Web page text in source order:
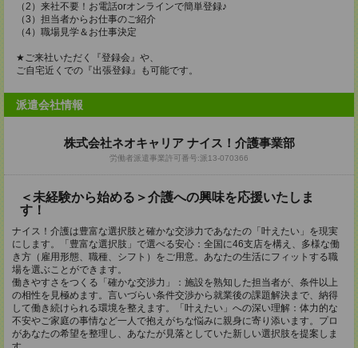
（2）来社不要！お電話orオンラインで簡単登録♪
（3）担当者からお仕事のご紹介
（4）職場見学＆お仕事決定
★ご来社いただく『登録会』や、
ご自宅近くでの『出張登録』も可能です。
派遣会社情報
株式会社ネオキャリア ナイス！介護事業部
労働者派遣事業許可番号:派13-070366
＜未経験から始める＞介護への興味を応援いたしま
す！
ナイス！介護は豊富な選択肢と確かな交渉力であなたの「叶えたい」を現実
にします。「豊富な選択肢」で選べる安心：全国に46支店を構え、多様な働
き方（雇用形態、職種、シフト）をご用意。あなたの生活にフィットする職
場を選ぶことができます。
働きやすさをつくる「確かな交渉力」：施設を熟知した担当者が、条件以上
の相性を見極めます。言いづらい条件交渉から就業後の課題解決まで、納得
して働き続けられる環境を整えます。「叶えたい」への深い理解：体力的な
不安やご家庭の事情など一人で抱えがちな悩みに親身に寄り添います。プロ
があなたの希望を整理し、あなたが見落としていた新しい選択肢を提案しま